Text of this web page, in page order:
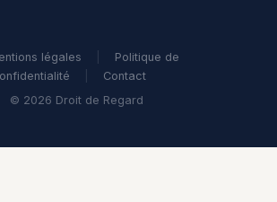
légales
Politique de
Contact
© 2026 Droit de Regard